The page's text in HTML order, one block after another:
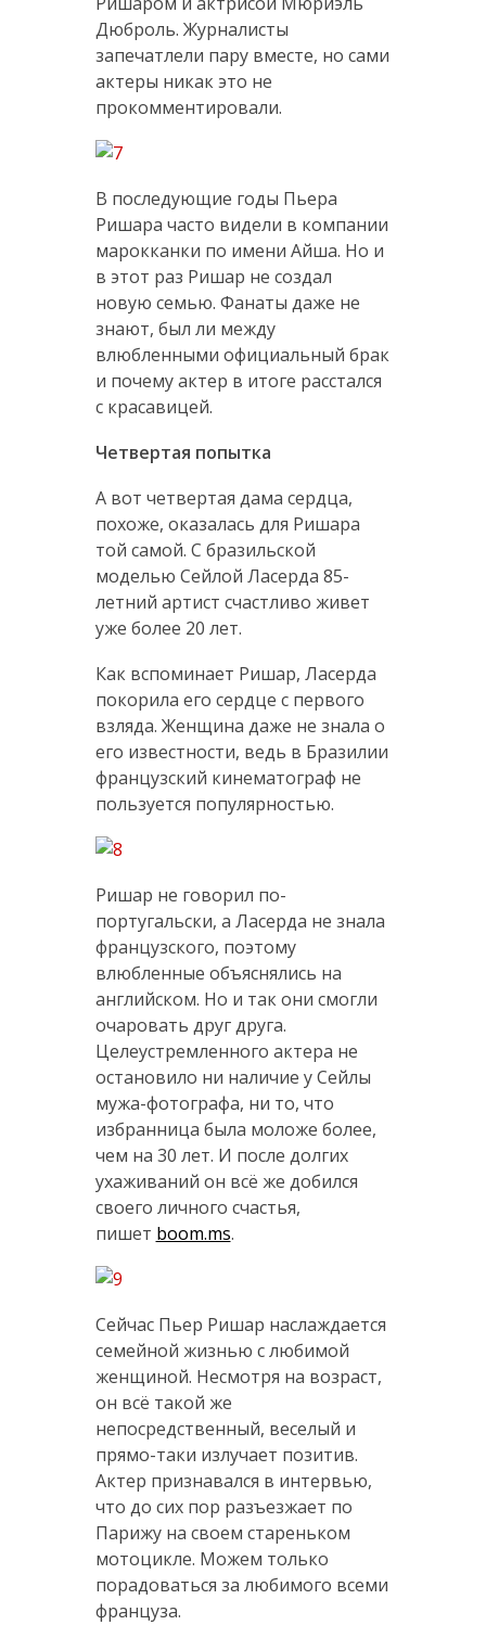
Дюброль. Журналисты
запечатлели пару вместе, но сами
актеры никак это не
прокомментировали.
В последующие годы Пьера
Ришара часто видели в компании
марокканки по имени Айша. Но и
в этот раз Ришар не создал
новую семью. Фанаты даже не
знают, был ли между
влюбленными официальный брак
и почему актер в итоге расстался
с красавицей.
Четвертая попытка
А вот четвертая дама сердца,
похоже, оказалась для Ришара
той самой. С бразильской
моделью Сейлой Ласерда 85-
летний артист счастливо живет
уже более 20 лет.
Как вспоминает Ришар, Ласерда
покорила его сердце с первого
взляда. Женщина даже не знала о
его известности, ведь в Бразилии
французский кинематограф не
пользуется популярностью.
Ришар не говорил по-
португальски, а Ласерда не знала
французского, поэтому
влюбленные объяснялись на
английском. Но и так они смогли
очаровать друг друга.
Целеустремленного актера не
остановило ни наличие у Сейлы
мужа-фотографа, ни то, что
избранница была моложе более,
чем на 30 лет. И после долгих
ухаживаний он всё же добился
своего личного счастья,
пишет boom.ms.
Сейчас Пьер Ришар наслаждается
семейной жизнью с любимой
женщиной. Несмотря на возраст,
он всё такой же
непосредственный, веселый и
прямо-таки излучает позитив.
Актер признавался в интервью,
что до сих пор разъезжает по
Парижу на своем стареньком
мотоцикле. Можем только
порадоваться за любимого всеми
француза.